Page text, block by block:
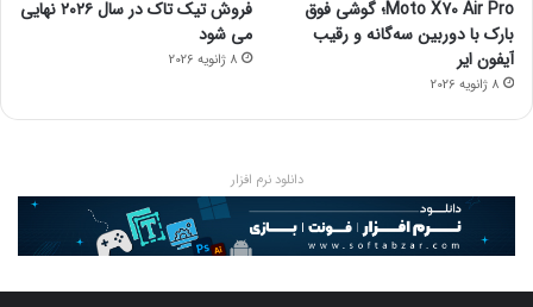
Moto X70 Air Pro؛ گوشی فوق
بارک با دوربین سه‌گانه و رقیب
آیفون ایر
8 ژانویه 2026
فروش تیک تاک در سال ۲۰۲۶ نهایی
می شود
8 ژانویه 2026
دانلود نرم افزار